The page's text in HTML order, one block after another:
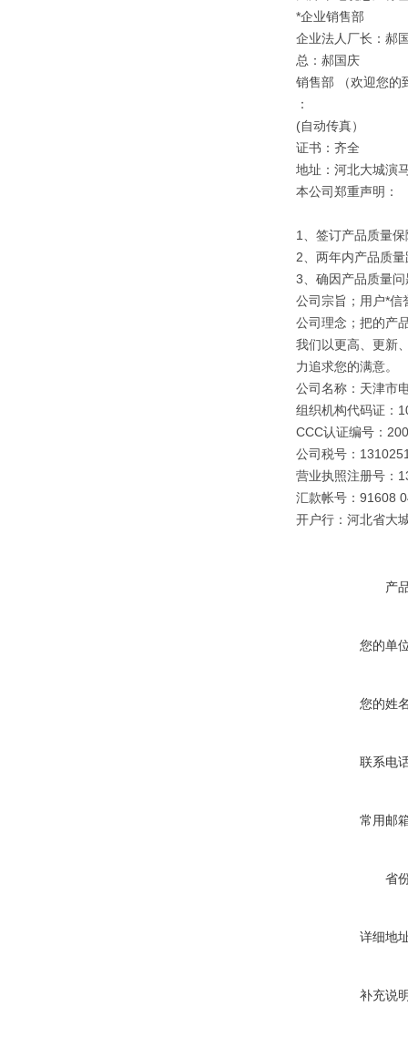
*企业销售部
企业法人厂长：郝
总：郝国庆
销售部 （欢迎您的
：
(自动传真）
证书：齐全
地址：河北大城演
本公司郑重声明：
1、签订产品质量
2、两年内产品质
3、确因产品质量
公司宗旨；用户*信
公司理念；把的产
我们以更高、更新
力追求您的满意。
公司名称：天津市
组织机构代码证：
CCC认证编号：
公司税号：
营业执照注册号：
汇款帐号：91608
开户行：河北省大
产
您的单
您的姓
联系电
常用邮
省
详细地
补充说